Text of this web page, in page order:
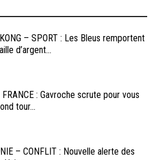
KONG – SPORT : Les Bleus remportent
d’argent...
: Gavroche scrute pour vous
tour...
– CONFLIT : Nouvelle alerte des